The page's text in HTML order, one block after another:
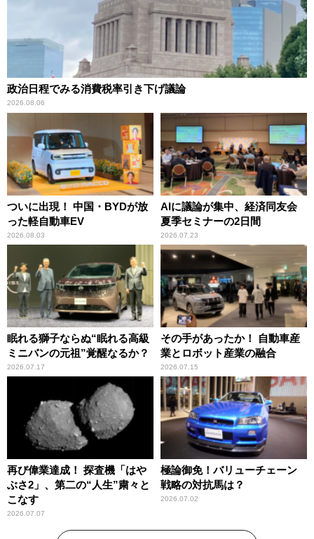
政治日程でみる消費税率引き下げ議論
2026.08.06
ついに出現！ 中国・BYDが放
った軽自動車EV
2026.08.03
AIに議論が集中、経済同友会
夏季セミナーの2日間
2026.07.23
眠れる獅子ならぬ“眠れる高級
ミニバンの元祖”覚醒なるか？
2026.07.17
その手があったか！ 自動車産
業とロボット産業の融合
2026.07.15
再び偉業達成！ 探査機「はや
ぶさ2」、第二の“人生”粛々と
こなす
2026.07.07
極論御免！バリューチェーン
戦略の対抗馬は？
2026.07.02